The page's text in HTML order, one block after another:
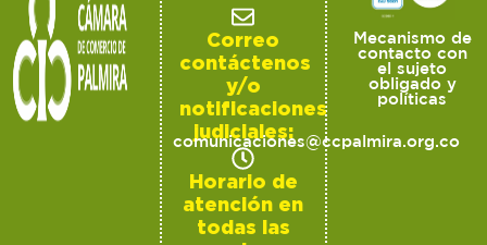
Correo
contáctenos
y/o
notificaciones
judiciales:
comunicaciones@ccpalmira.org.co
Horario de
atención en
todas las
Mecanismo de
contacto con
el sujeto
obligado y
políticas